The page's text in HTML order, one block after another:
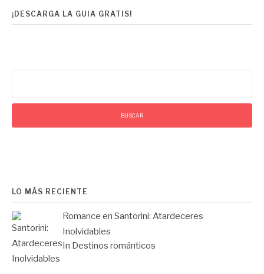
¡DESCARGA LA GUIA GRATIS!
LO MÁS RECIENTE
Romance en Santorini: Atardeceres
Inolvidables
In Destinos románticos